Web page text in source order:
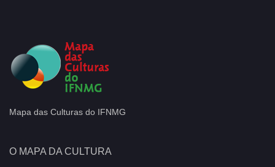
Mapa das Culturas do IFNMG
O MAPA DA CULTURA